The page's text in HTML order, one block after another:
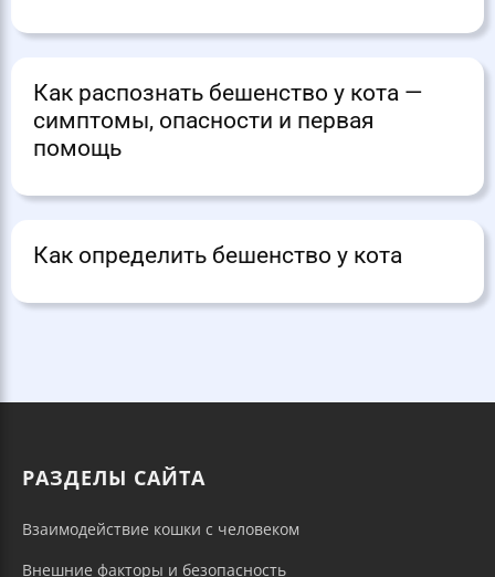
Как распознать бешенство у кота —
симптомы, опасности и первая
помощь
Как определить бешенство у кота
РАЗДЕЛЫ САЙТА
Взаимодействие кошки с человеком
Внешние факторы и безопасность